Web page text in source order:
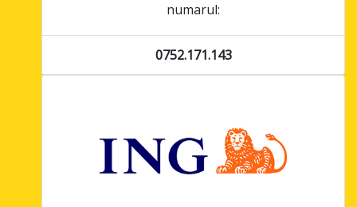
numarul:
0752.171.143